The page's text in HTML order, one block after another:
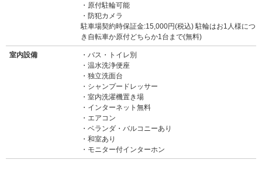
原付駐輪可能
防犯カメラ
駐車場契約時保証金:15,000円(税込) 駐輪はお1人様につ
き自転車か原付どちらか1台まで(無料)
室内設備
バス・トイレ別
温水洗浄便座
独立洗面台
シャンプードレッサー
室内洗濯機置き場
インターネット無料
エアコン
ベランダ・バルコニーあり
和室あり
モニター付インターホン